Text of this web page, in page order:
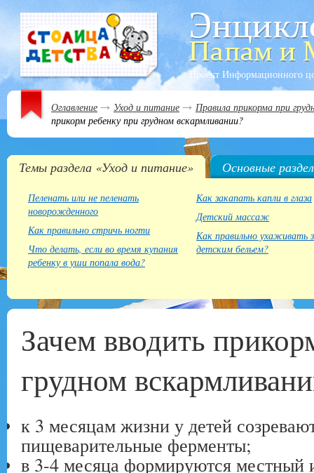
Проект Информационного
Оглавление Уход и питание
Правила прикорма при
прикорм ребенку при грудном вскармливании?
Темы раздела «Уход и питание» Основные
Пеленать или не пеленать
новорожденного
Как правильно стричь ногти
Что делать, если во время купания
ребенку в уши попала вода?
Как закапать капли в глаза
Детский массаж
Как правильно ухаживать
детским бельем?
Зачем вводить
грудном
к 3 месяцам жизни у детей
пищеварительные ферменты;
в 3-4 месяца формируются местный